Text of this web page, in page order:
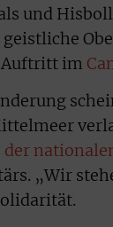
und
Auftritt im
der
„Wir